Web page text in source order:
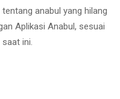
anabul yang hilang
Aplikasi Anabul, sesuai
ini.